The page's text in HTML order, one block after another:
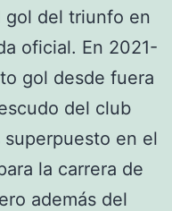
gol del triunfo en
oficial. En 2021-
gol desde fuera
del club
en el
la carrera de
además del